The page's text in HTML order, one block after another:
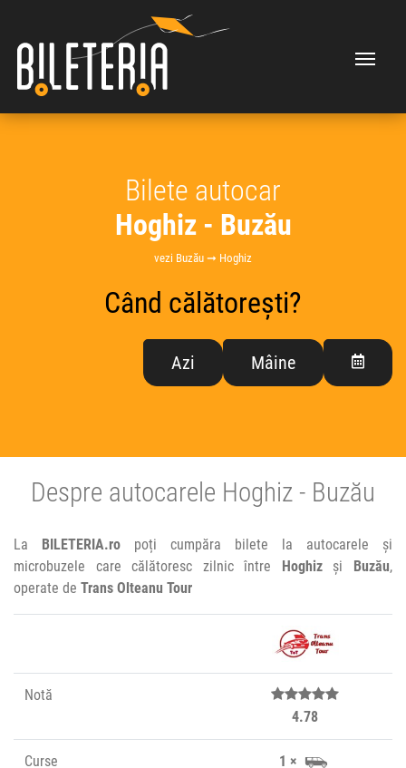
Bilete autocar
Hoghiz - Buzău
vezi Buzău ➞ Hoghiz
Când călătorești?
Azi Mâine
Despre autocarele Hoghiz - Buzău
La BILETERIA.ro poți cumpăra bilete la autocarele și
microbuzele care călătoresc zilnic între
Hoghizși Buzău,
operate de Trans Olteanu Tour
Notă
4.78
Curse 1 ×